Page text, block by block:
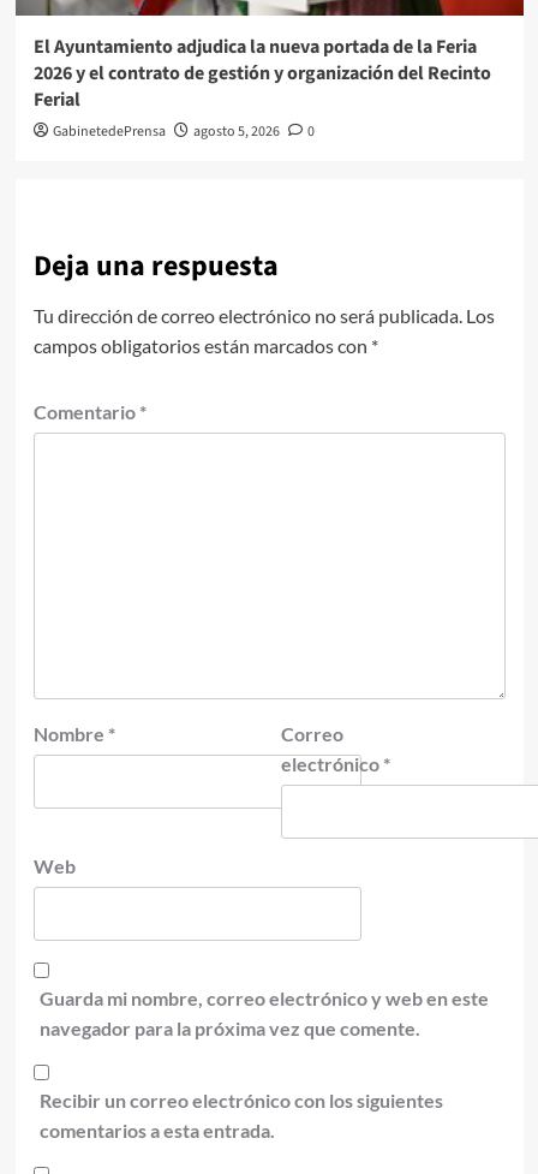
El Ayuntamiento adjudica la nueva portada de la Feria
2026 y el contrato de gestión y organización del Recinto
Ferial
GabinetedePrensa agosto 5, 2026 0
Deja una respuesta
Tu dirección de correo electrónico no será publicada. Los
campos obligatorios están marcados con *
Comentario *
Nombre *
Correo
electrónico *
Web
Guarda mi nombre, correo electrónico y web en este
navegador para la próxima vez que comente.
Recibir un correo electrónico con los siguientes
comentarios a esta entrada.